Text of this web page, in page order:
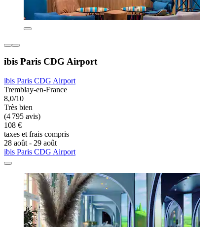
ibis Paris CDG Airport
ibis Paris CDG Airport
Tremblay-en-France
8,0/10
Très bien
(4 795 avis)
108 €
taxes et frais compris
28 août - 29 août
ibis Paris CDG Airport